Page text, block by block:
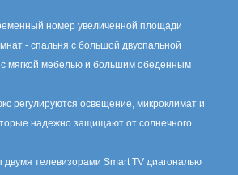
номер увеличенной площади
- спальня с большой двуспальной
с мягкой мебелью и большим обеденным
регулируются освещение, микроклимат и
надежно защищают от солнечного
телевизорами Smart TV диагональю